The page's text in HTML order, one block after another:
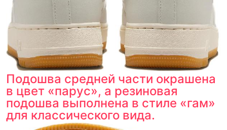
Подошва средней части окрашена
в цвет «парус», а резиновая
подошва выполнена в стиле «гам»
для классического вида.